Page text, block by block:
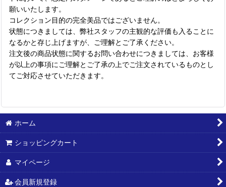
願いいたします。
コレクション目的の完全美品ではございません。
状態につきましては、弊社スタッフの主観的な評価も入ることに
なるかと存じ上げますが、ご理解とご了承ください。
注文後の商品状態に関するお問い合わせにつきましては、お客様
が以上の事項にご理解とご了承の上でご注文されているものとし
てご対応させていただきます。
ホーム
ショッピングカート
マイページ
会員新規登録